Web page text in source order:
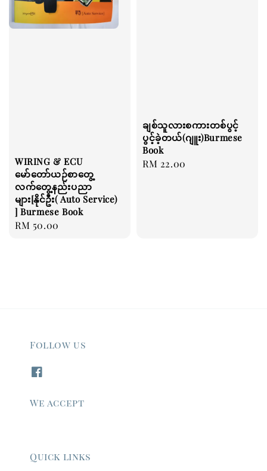
WIRING & ECU
မော်တော်ယဉ်စာတွေ့
လက်တွေ့နည်းပညာ
များ[နိုင်ဦး( Auto Service)
] Burmese Book
Regular
RM 50.00
ချစ်သူလားစကားတစ်ပွင့်
ပွင့်ခဲ့တယ်(ဂျူး)Burmese
Book
Regular
RM 22.00
Follow us
We accept
Quick links